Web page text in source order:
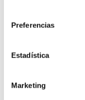
Preferencias
Estadística
Marketing